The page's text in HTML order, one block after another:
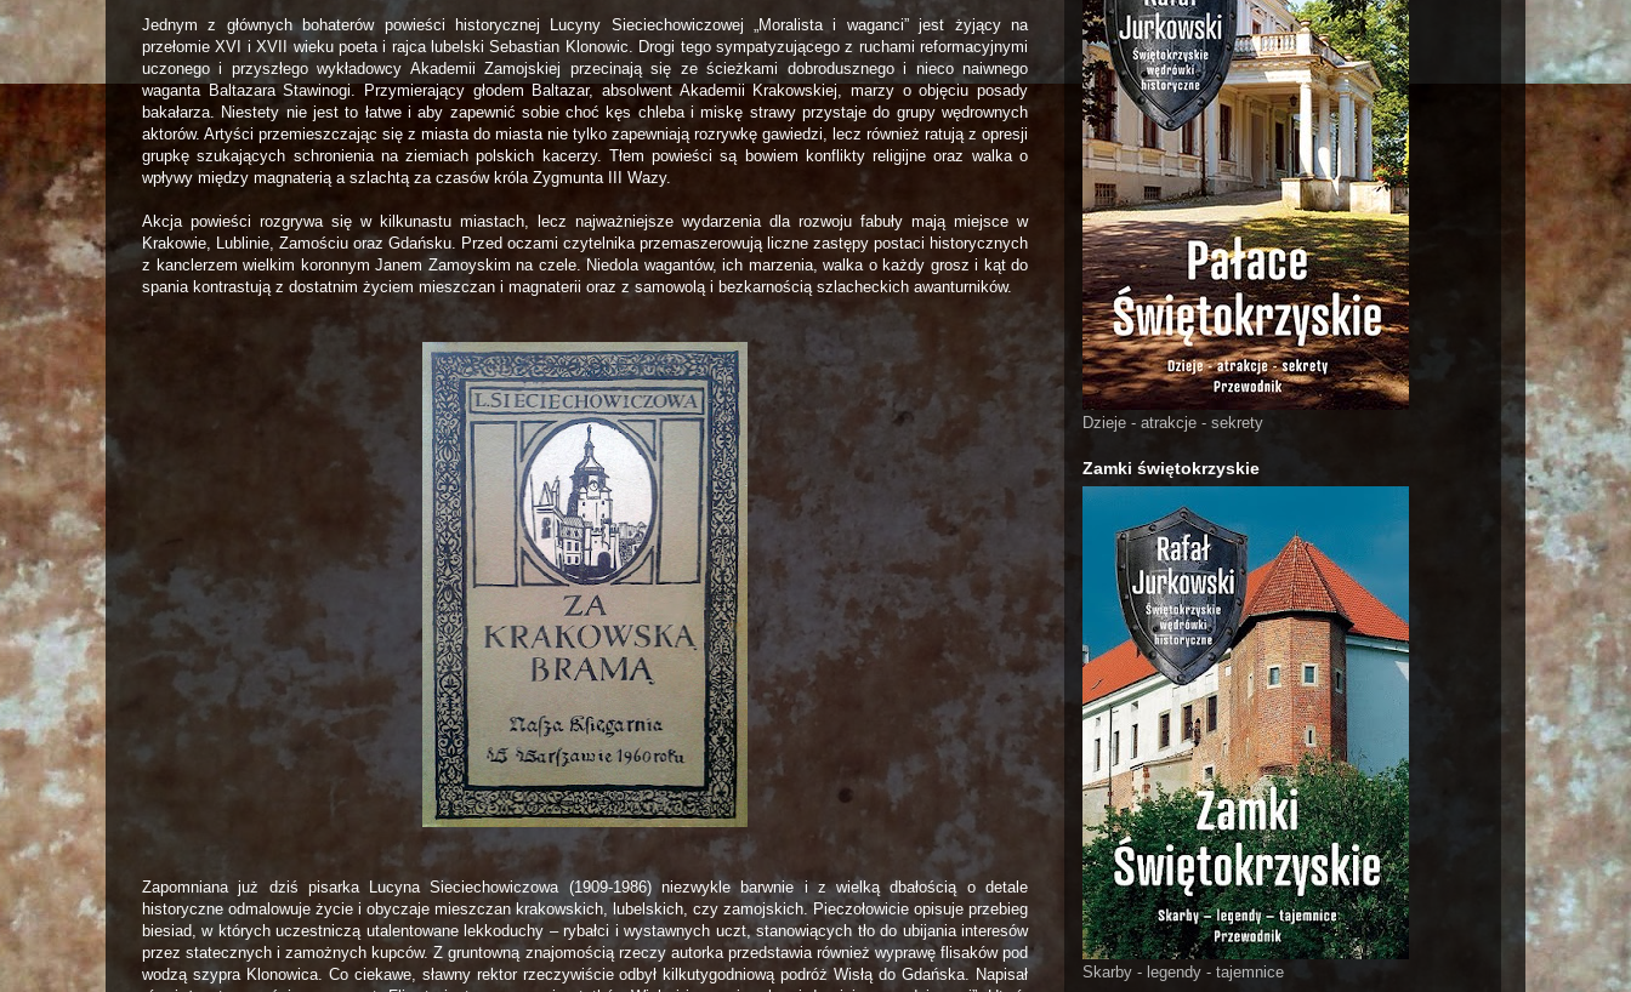
Jednym z głównych bohaterów powieści historycznej Lucyny Sieciechowiczowej „Moralista i waganci” jest żyjący na
przełomie XVI i XVII wieku poeta i rajca lubelski Sebastian Klonowic. Drogi tego sympatyzującego z ruchami reformacyjnymi
uczonego i przyszłego wykładowcy Akademii Zamojskiej przecinają się ze ścieżkami dobrodusznego i nieco naiwnego
waganta Baltazara Stawinogi. Przymierający głodem Baltazar, absolwent Akademii Krakowskiej, marzy o objęciu posady
bakałarza. Niestety nie jest to łatwe i aby zapewnić sobie choć kęs chleba i miskę strawy przystaje do grupy wędrownych
aktorów. Artyści przemieszczając się z miasta do miasta nie tylko zapewniają rozrywkę gawiedzi, lecz również ratują z opresji
grupkę szukających schronienia na ziemiach polskich kacerzy. Tłem powieści są bowiem konflikty religijne oraz walka o
wpływy między magnaterią a szlachtą za czasów króla Zygmunta III Wazy.
Akcja powieści rozgrywa się w kilkunastu miastach, lecz najważniejsze wydarzenia dla rozwoju fabuły mają miejsce w
Krakowie, Lublinie, Zamościu oraz Gdańsku. Przed oczami czytelnika przemaszerowują liczne zastępy postaci historycznych
z kanclerzem wielkim koronnym Janem Zamoyskim na czele. Niedola wagantów, ich marzenia, walka o każdy grosz i kąt do
spania kontrastują z dostatnim życiem mieszczan i magnaterii oraz z samowolą i bezkarnością szlacheckich awanturników.
Zapomniana już dziś pisarka Lucyna Sieciechowiczowa (1909-1986) niezwykle barwnie i z wielką dbałością o detale
historyczne odmalowuje życie i obyczaje mieszczan krakowskich, lubelskich, czy zamojskich. Pieczołowicie opisuje przebieg
biesiad, w których uczestniczą utalentowane lekkoduchy – rybałci i wystawnych uczt, stanowiących tło do ubijania interesów
przez statecznych i zamożnych kupców. Z gruntowną znajomością rzeczy autorka przedstawia również wyprawę flisaków pod
wodzą szypra Klonowica. Co ciekawe, sławny rektor rzeczywiście odbył kilkutygodniową podróż Wisłą do Gdańska. Napisał
Dzieje - atrakcje - sekrety
Zamki świętokrzyskie
Skarby - legendy - tajemnice